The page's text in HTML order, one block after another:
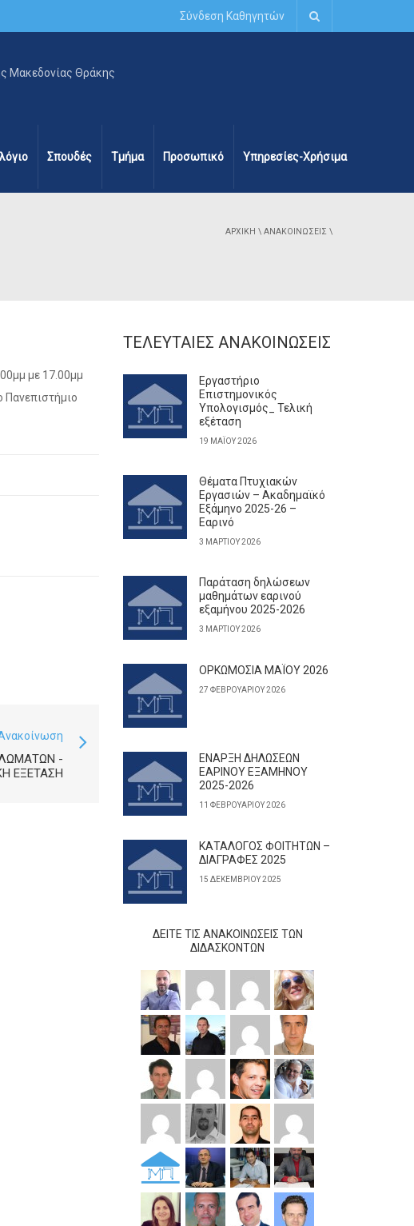
Σύνδεση Καθηγητών
Σπουδές Τμήμα Προσωπικό Υπηρεσίες-Χρήσιμα
ΑΡΧΙΚΉ \ ΑΝΑΚΟΙΝΏΣΕΙΣ \
με 17.00μμ
Πανεπιστήμιο
-
ΕΞΈΤΑΣΗ
ΤΕΛΕΥΤΑΊΕΣ ΑΝΑΚΟΙΝΏΣΕΙΣ
Εργαστήριο
Επιστημονικός
Υπολογισμός_ Τελική
εξέταση
19 ΜΑΪ́ΟΥ 2026
Θέματα Πτυχιακών
Εργασιών – Ακαδημαϊκό
Εξάμηνο 2025-26 –
Εαρινό
3 ΜΑΡΤΊΟΥ 2026
Παράταση δηλώσεων
μαθημάτων εαρινού
εξαμήνου 2025-2026
3 ΜΑΡΤΊΟΥ 2026
ΟΡΚΩΜΟΣΙΑ ΜΑΪΟΥ 2026
27 ΦΕΒΡΟΥΑΡΊΟΥ 2026
ΕΝΑΡΞΗ ΔΗΛΩΣΕΩΝ
ΕΑΡΙΝΟΥ ΕΞΑΜΗΝΟΥ
2025-2026
11 ΦΕΒΡΟΥΑΡΊΟΥ 2026
ΚΑΤΑΛΟΓΟΣ ΦΟΙΤΗΤΩΝ –
ΔΙΑΓΡΑΦΕΣ 2025
15 ΔΕΚΕΜΒΡΊΟΥ 2025
ΔΕΊΤΕ ΤΙΣ ΑΝΑΚΟΙΝΏΣΕΙΣ ΤΩΝ
ΔΙΔΆΣΚΟΝΤΩΝ